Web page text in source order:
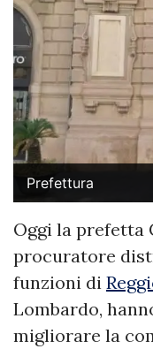
Prefettura
Oggi la prefetta
procuratore
funzioni di
Lombardo,
migliorare la